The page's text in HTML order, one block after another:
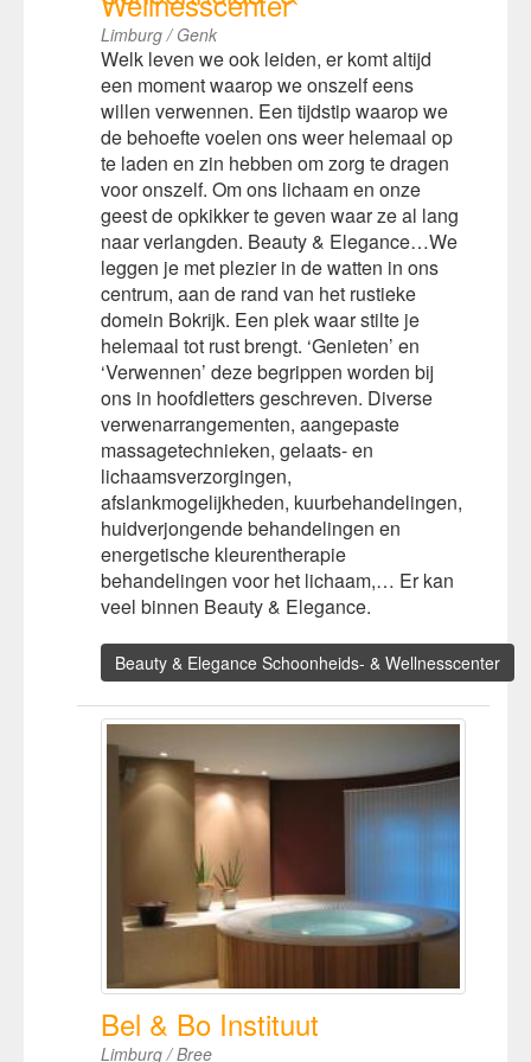
Limburg / Genk
Welk leven we ook leiden, er komt altijd
een moment waarop we onszelf eens
willen verwennen. Een tijdstip waarop we
de behoefte voelen ons weer helemaal op
te laden en zin hebben om zorg te dragen
voor onszelf. Om ons lichaam en onze
geest de opkikker te geven waar ze al lang
naar verlangden. Beauty & Elegance…We
leggen je met plezier in de watten in ons
centrum, aan de rand van het rustieke
domein Bokrijk. Een plek waar stilte je
helemaal tot rust brengt. ‘Genieten’ en
‘Verwennen’ deze begrippen worden bij
ons in hoofdletters geschreven. Diverse
verwenarrangementen, aangepaste
massagetechnieken, gelaats- en
lichaamsverzorgingen,
afslankmogelijkheden, kuurbehandelingen,
huidverjongende behandelingen en
energetische kleurentherapie
behandelingen voor het lichaam,… Er kan
veel binnen Beauty & Elegance.
Beauty & Elegance Schoonheids- & Wellnesscenter
Bel & Bo Instituut
Limburg / Bree